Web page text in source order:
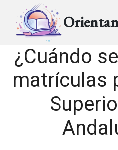
¿Cuándo
matrículas